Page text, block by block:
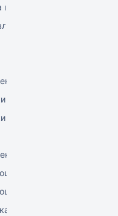
розничных цен"
при проведении
в РБ
РФ
товаров
акционного товара
по прайсам и
товаров